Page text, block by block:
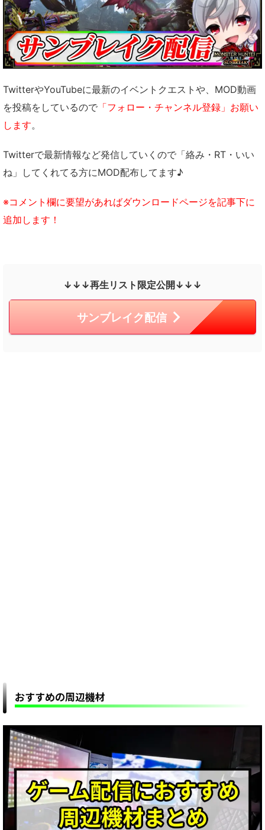
TwitterやYouTubeに最新のイベントクエストや、MOD動画
を投稿をしているので 「フォロー・チャンネル登録」お願い
します。
Twitterで最新情報など発信していくので「絡み・RT・いい
ね」してくれてる方にMOD配布してます♪
※コメント欄に要望があればダウンロードページを記事下に
追加します！
↓↓↓再生リスト限定公開↓↓↓
サンブレイク配信
おすすめの周辺機材